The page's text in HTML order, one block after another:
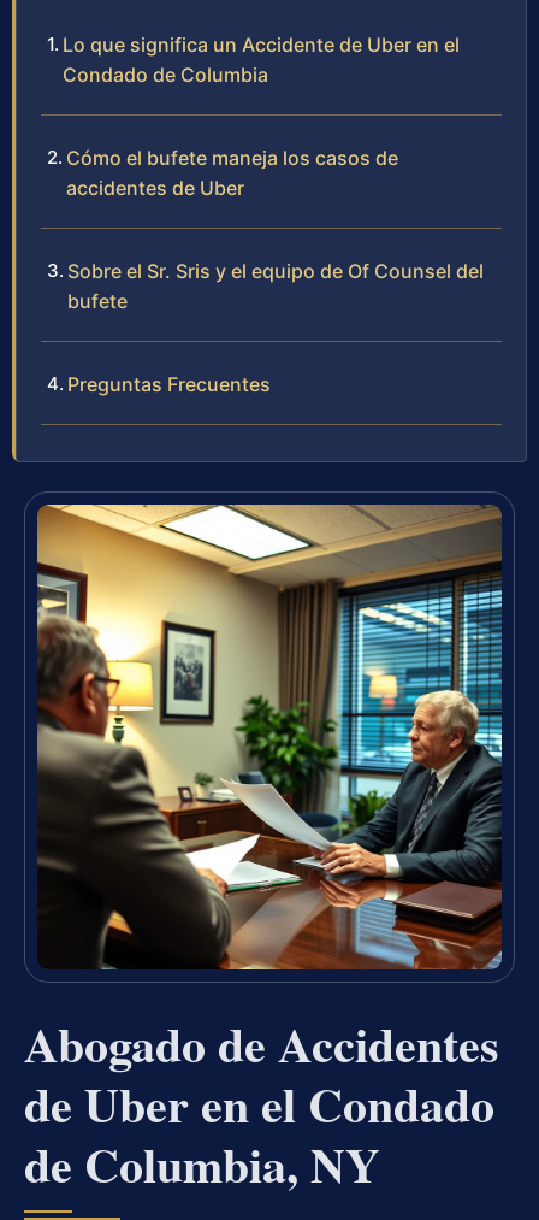
Lo que significa un Accidente de Uber en el
Condado de Columbia
Cómo el bufete maneja los casos de
accidentes de Uber
Sobre el Sr. Sris y el equipo de Of Counsel del
bufete
Preguntas Frecuentes
Abogado de Accidentes
de Uber en el Condado
de Columbia, NY